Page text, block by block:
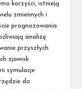
korzyści, istnieją
zmiennych i
prognozowania
analizę
przyszłych
zjawisk
symulacje
do